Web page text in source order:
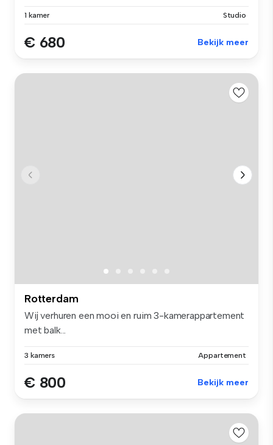
1 kamer Studio
€ 680 Bekijk meer
Rotterdam
Wij verhuren een mooi en ruim 3-kamerappartement
met balk...
3 kamers Appartement
€ 800 Bekijk meer